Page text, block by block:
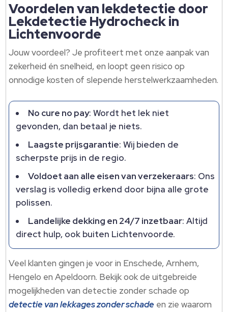
Voordelen van lekdetectie door
Lekdetectie Hydrocheck in
Lichtenvoorde
Jouw voordeel? Je profiteert met onze aanpak van
zekerheid én snelheid, en loopt geen risico op
onnodige kosten of slepende herstelwerkzaamheden.​
No cure no pay: Wordt het lek niet
gevonden, dan betaal je niets.​
Laagste prijsgarantie: Wij bieden de
scherpste prijs in de regio.​
Voldoet aan alle eisen van verzekeraars: Ons
verslag is volledig erkend door bijna alle grote
polissen.​
Landelijke dekking en 24/7 inzetbaar: Altijd
direct hulp, ook buiten Lichtenvoorde.​
Veel klanten gingen je voor in Enschede, Arnhem,
Hengelo en Apeldoorn.​ Bekijk ook de uitgebreide
mogelijkheden van detectie zonder schade op
detectie van lekkages zonder schade en zie waarom